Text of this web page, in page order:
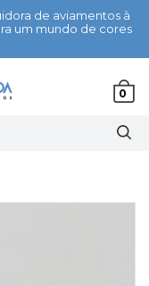
de aviamentos à
um mundo de cores
0